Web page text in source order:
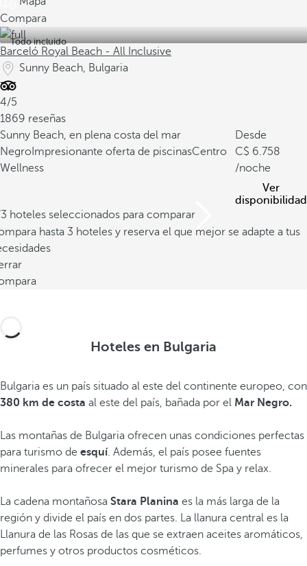
Compara
Todo incluido
Barceló Royal Beach - All Inclusive
Sunny Beach, Bulgaria
4/5
1869 reseñas
Sunny Beach, en plena costa del mar
Negro Impresionante oferta de piscinasCentro
Wellness
Desde
6.758
/noche
Ver
disponibilidad
hoteles seleccionados para comparar
hasta 3 hoteles y reserva el que mejor se adapte a tus
Hoteles en Bulgaria
Bulgaria es un país situado al este del continente europeo, con
380 km de costa al este del país, bañada por el Mar Negro.
Las montañas de Bulgaria ofrecen unas condiciones perfectas
para turismo de esquí. Además, el país posee fuentes
minerales para ofrecer el mejor turismo de Spa y relax.
La cadena montañosa Stara Planina es la más larga de la
región y divide el país en dos partes. La llanura central es la
Llanura de las Rosas de las que se extraen aceites aromáticos,
perfumes y otros productos cosméticos.